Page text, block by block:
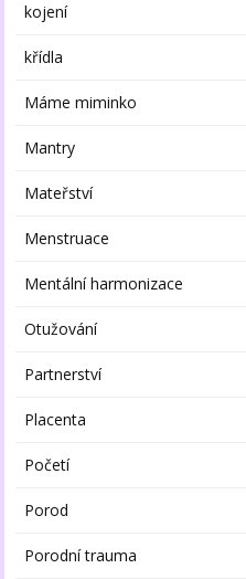
kojení
křídla
Máme miminko
Mantry
Mateřství
Menstruace
Mentální harmonizace
Otužování
Partnerství
Placenta
Početí
Porod
Porodní trauma